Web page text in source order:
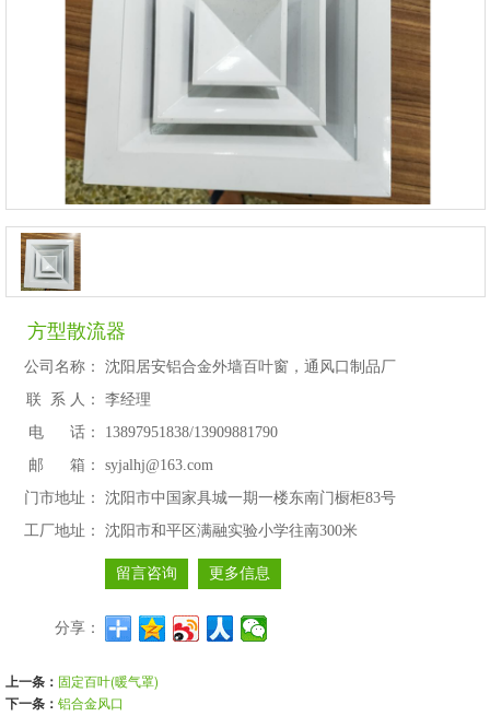
方型散流器
公司名称：
沈阳居安铝合金外墙百叶窗，通风口制品厂
联 系 人：
李经理
电 话：
13897951838/13909881790
邮 箱：
syjalhj@163.com
门市地址：
沈阳市中国家具城一期一楼东南门橱柜83号
工厂地址：
沈阳市和平区满融实验小学往南300米
留言咨询 更多信息
分享：
上一条： 固定百叶(暖气罩)
下一条： 铝合金风口